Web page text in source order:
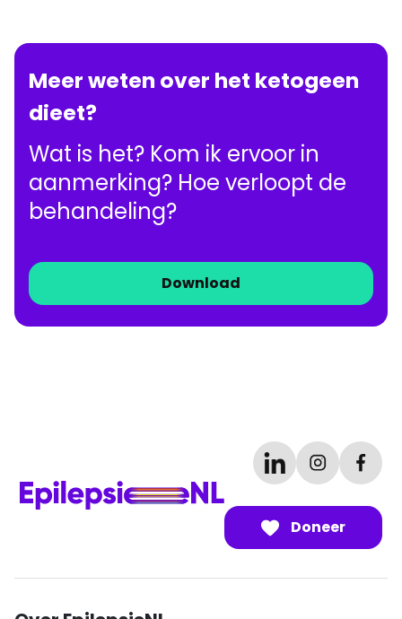
Meer weten over het ketogeen
dieet?
Wat is het? Kom ik ervoor in
aanmerking? Hoe verloopt de
behandeling?
Download
Doneer